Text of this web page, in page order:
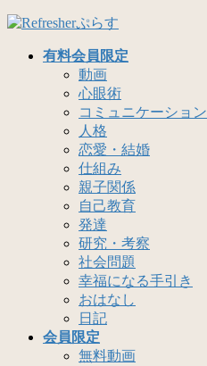
有料会員限定
動画
心眼術
コミュニケーション
人格
恋愛・結婚
仕組み
親子関係
自己教育
発達
研究・考察
社会問題
幸福になる手引き
おはなし
日記
会員限定
無料動画